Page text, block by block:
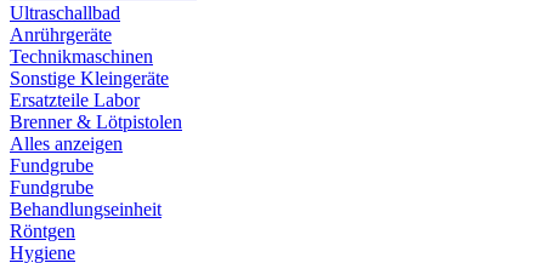
Ultraschallbad
Anrührgeräte
Technikmaschinen
Sonstige Kleingeräte
Ersatzteile Labor
Brenner & Lötpistolen
Alles anzeigen
Fundgrube
Fundgrube
Behandlungseinheit
Röntgen
Hygiene